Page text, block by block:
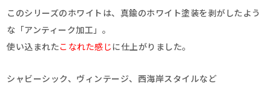
このシリーズのホワイトは、真鍮のホワイト塗装を剥がしたよう
な「アンティーク加工」。
使い込まれた こなれた感じ に仕上がりました。
シャビーシック、ヴィンテージ、西海岸スタイルなど